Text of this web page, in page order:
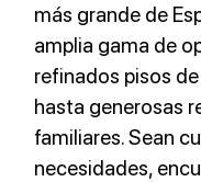
más grande de
amplia gama de
refinados pisos
hasta generosas
familiares. Sean
necesidades,